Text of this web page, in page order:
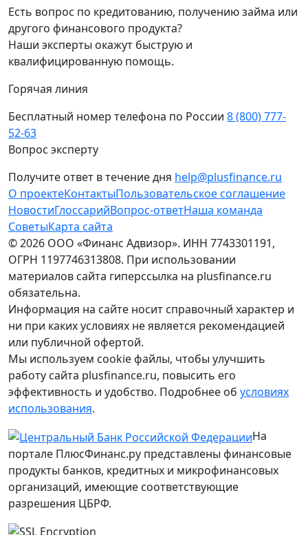
Есть вопрос по кредитованию, получению займа или
другого финансового продукта?
Наши эксперты окажут быструю и
квалифицированную помощь.
Горячая линия
Бесплатный номер телефона по России 8 (800) 777-
52-63
Вопрос эксперту
Получите ответ в течение дня help@plusfinance.ru
О проектеКонтактыПользовательское соглашение
НовостиГлоссарийВопрос-ответНаша команда
СоветыКарта сайта
© 2026 ООО «Финанс Адвизор». ИНН 7743301191,
ОГРН 1197746313808. При использовании
материалов сайта гиперссылка на plusfinance.ru
обязательна.
Информация на сайте носит справочный характер и
ни при каких условиях не является рекомендацией
или публичной офертой.
Мы используем cookie файлы, чтобы улучшить
работу сайта plusfinance.ru, повысить его
эффективность и удобство. Подробнее об условиях
использования.
На
портале ПлюсФинанс.ру представлены финансовые
продукты банков, кредитных и микрофинансовых
организаций, имеющие соответствующие
разрешения ЦБРФ.